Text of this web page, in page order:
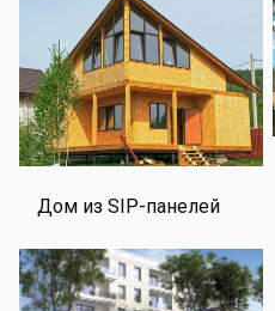
Дом из SIP-панелей